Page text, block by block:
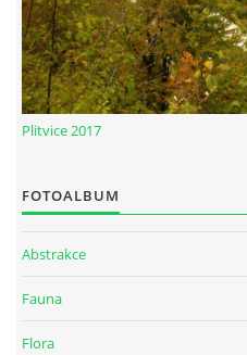
Plitvice 2017
FOTOALBUM
Abstrakce
Fauna
Flora